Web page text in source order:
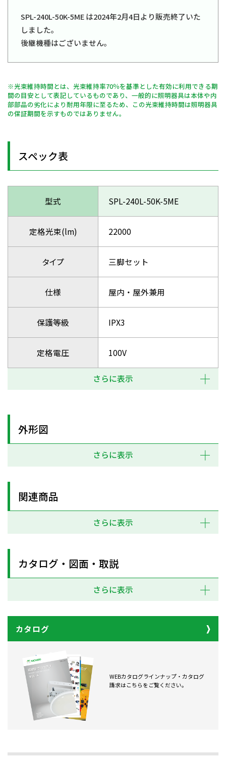
SPL-240L-50K-5ME は2024年2月4日より販売終了いた
しました。
後継機種はございません。
※光束維持時間とは、光束維持率70％を基準とした有効に利用できる期
間の目安として表記しているものであり、一般的に照明器具は本体や内
部部品の劣化により耐用年限に至るため、この光束維持時間は照明器具
の保証期間を示すものではありません。
スペック表
型式 SPL-240L-50K-5ME
定格光束(lm) 22000
タイプ 三脚セット
仕様 屋内・屋外兼用
保護等級 IPX3
定格電圧 100V
さらに表示
外形図
さらに表示
関連商品
さらに表示
カタログ・図面・取説
さらに表示
カタログ
WEBカタログラインナップ・カタログ
請求はこちらをご覧ください。